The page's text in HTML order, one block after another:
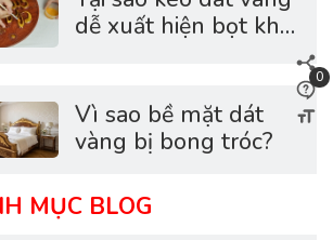
0
dễ xuất hiện bọt khí?
quả
Vì sao bề mặt dát
vàng bị bong tróc?
MỤC BLOG